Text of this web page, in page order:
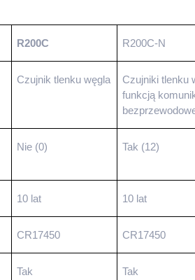
R200C R200C-N
Czujnik tlenku węgla
Czujniki tlenku
funkcją
Nie (0) Tak (12)
10 lat 10 lat
CR17450 CR17450
Tak Tak